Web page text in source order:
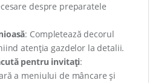
despre preparatele
: Completează decorul
atenția gazdelor la detalii.
pentru invitați:
a meniului de mâncare și